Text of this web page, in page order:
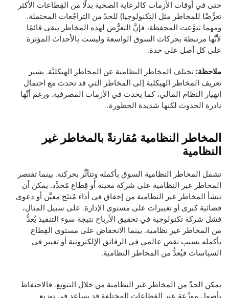
حتى في أوقات الأزمات كالرعاية الصحية بدلًا من القِطاعات الأكثر
تعرُّضًا للمخاطر مثل التكنولوجيا) للحدّ من التراجُعات المحتملة.
ومهما تنوَّعت المحفظة، فإنَّ التعرُّض لهذه المخاطر يبقى قائمًا
لأنَّها مرتبطة بحركات السوق الواسعة وليست بالأحداث المؤثرة
على كل أصل على حدة.
ملاحظة: تختلف المخاطر النظامية عن المخاطر الهيكليَّة. يشير
تعريف المخاطر الهيكلية إلى المخاطر التي قد تحدث مع احتمال
انهيار النظام المالي، كما يحدث في الأزمات المصرفية. ورغم أنَّها
نادرة الحدوث لكنها شديدة الخطورة.
المخاطر النظامية مُقارنةً بالمخاطر غير
النظامية
تشمل المخاطر النظامية السوق بأكمله وتتأثَّر بحركته. بينما تقتصر
المخاطر غير النظامية على شركة معينة أو قِطاع مُحدَّد. يمكن أن
تنشأ المخاطر غير النظامية من إخفاق في أداء مُنتَج معيَّن أو دعوى
قضائية كبرى أو تغييرات على مستوى الإدارة. على سبيل المثال،
فشل شركة تكنولوجية في تحقيق الأرباح نتيجة سوء التنفيذ يُعدُّ
من المخاطر غير نظامية. بينما الانخفاض على مستوى القِطاع
بأكمله بسبب نقص عالمي في الرقائق الإلكترونية أو تغيير في
السياسات فيُعدُّ من المخاطر النظامية.
يمكن الحدّ من المخاطر غير النظامية من خلال التنويع. فالاحتفاظ
بأصول موزَّعة عبر القِطاعات المختلفة قد يساعد في توزيع